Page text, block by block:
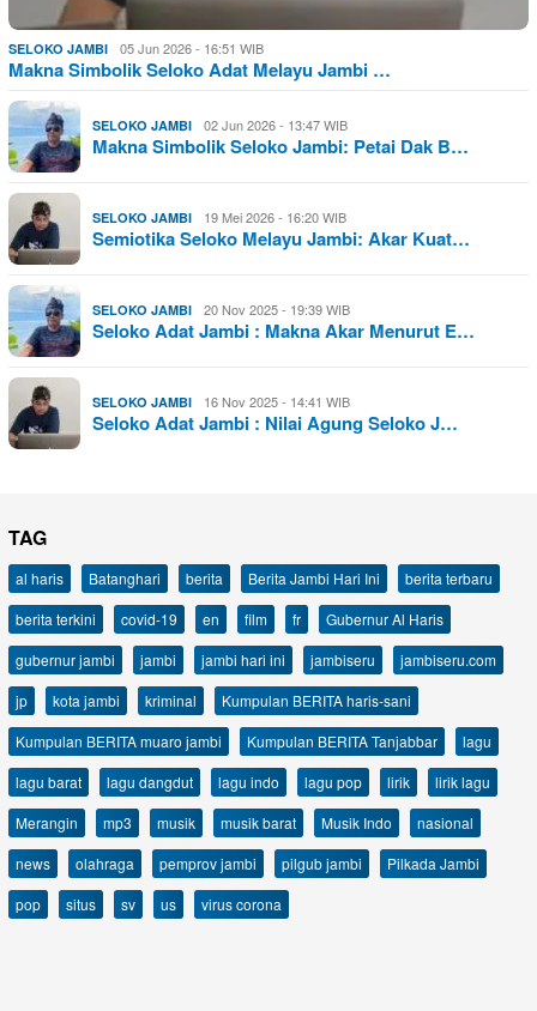
SELOKO JAMBI 05 Jun 2026 - 16:51 WIB
Makna Simbolik Seloko Adat Melayu Jambi …
SELOKO JAMBI 02 Jun 2026 - 13:47 WIB
Makna Simbolik Seloko Jambi: Petai Dak B…
SELOKO JAMBI 19 Mei 2026 - 16:20 WIB
Semiotika Seloko Melayu Jambi: Akar Kuat…
SELOKO JAMBI 20 Nov 2025 - 19:39 WIB
Seloko Adat Jambi : Makna Akar Menurut E…
SELOKO JAMBI 16 Nov 2025 - 14:41 WIB
Seloko Adat Jambi : Nilai Agung Seloko J…
TAG
al haris Batanghari berita Berita Jambi Hari Ini
berita terbaru
berita terkini
covid-19 en film fr
Gubernur Al Haris
gubernur jambi
jambi jambi hari ini jambiseru
jambiseru.com
jp
kota jambi kriminal
Kumpulan BERITA haris-sani
Kumpulan BERITA muaro jambi
Kumpulan BERITA Tanjabbar
lagu
lagu barat
lagu dangdut lagu indo lagu pop lirik
lirik lagu
Merangin
mp3 musik musik barat Musik Indo
nasional
news
olahraga pemprov jambi pilgub jambi
Pilkada Jambi
pop
situs sv us virus corona